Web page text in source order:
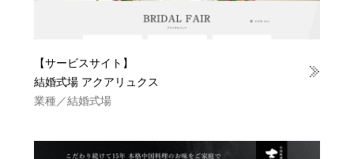
【サービスサイト】
結婚式場 アクアリュクス
業種／結婚式場